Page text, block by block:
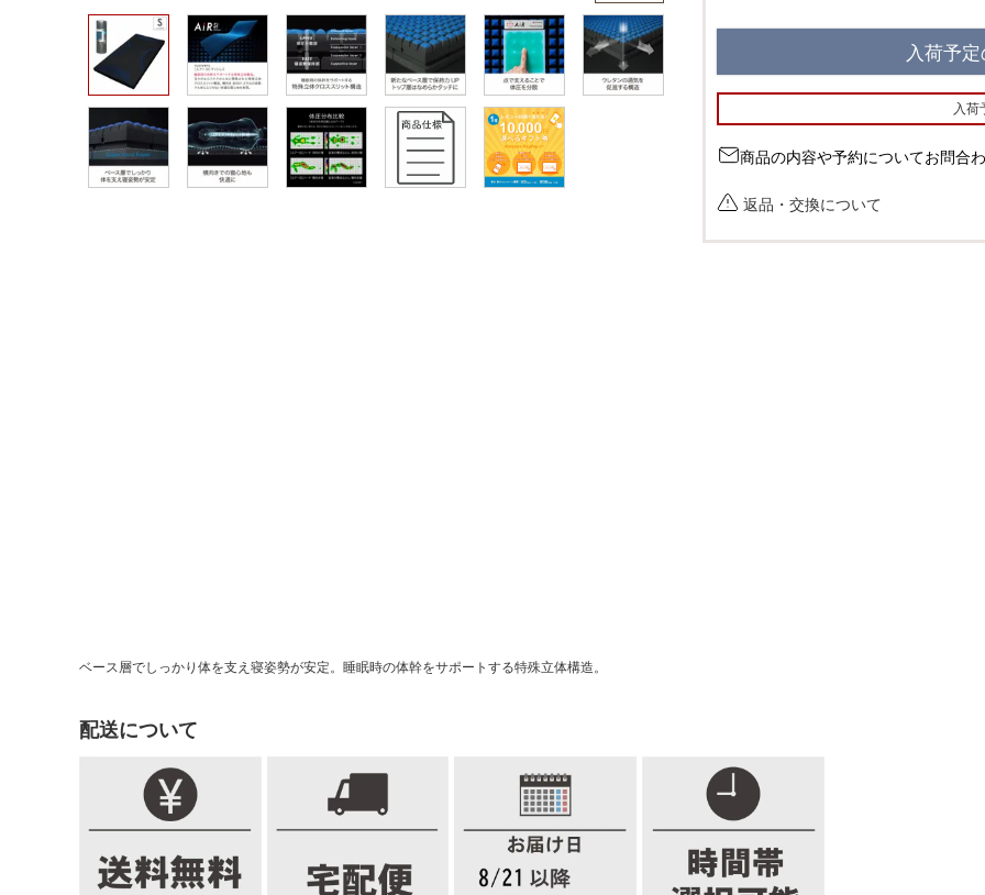
入荷予
入荷
商品の内容や予約についてお問合
返品・交換について
ベース層でしっかり体を支え寝姿勢が安定。睡眠時の体幹をサポートする特殊立体構造。
配送について